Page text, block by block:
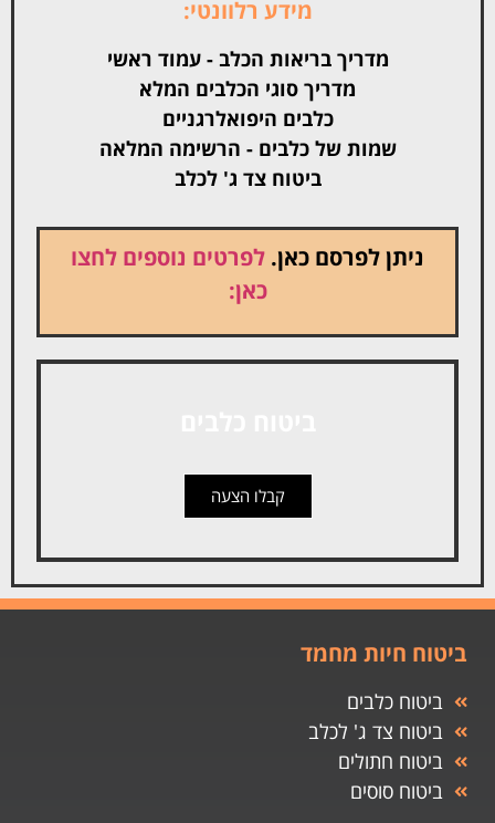
מידע רלוונטי:
מדריך בריאות הכלב - עמוד ראשי
מדריך סוגי הכלבים המלא
כלבים היפואלרגניים
שמות של כלבים - הרשימה המלאה
ביטוח צד ג' לכלב
ניתן לפרסם כאן. לפרטים נוספים לחצו
כאן:
קבלו הצעה
ביטוח חיות מחמד
ביטוח כלבים
ביטוח צד ג' לכלב
ביטוח חתולים
ביטוח סוסים